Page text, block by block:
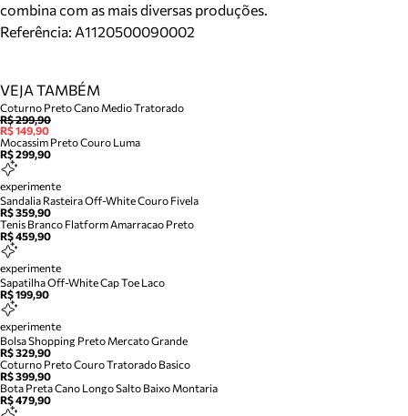
combina com as mais diversas produções.
Referência: A1120500090002
VEJA TAMBÉM
Coturno Preto Cano Medio Tratorado
R$ 299,90
R$ 149,90
Mocassim Preto Couro Luma
R$ 299,90
experimente
Sandalia Rasteira Off-White Couro Fivela
R$ 359,90
Tenis Branco Flatform Amarracao Preto
R$ 459,90
experimente
Sapatilha Off-White Cap Toe Laco
R$ 199,90
experimente
Bolsa Shopping Preto Mercato Grande
R$ 329,90
Coturno Preto Couro Tratorado Basico
R$ 399,90
Bota Preta Cano Longo Salto Baixo Montaria
R$ 479,90